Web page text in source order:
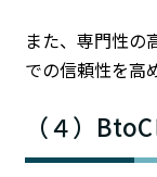
また、専門性の
での信頼性を高
（４）